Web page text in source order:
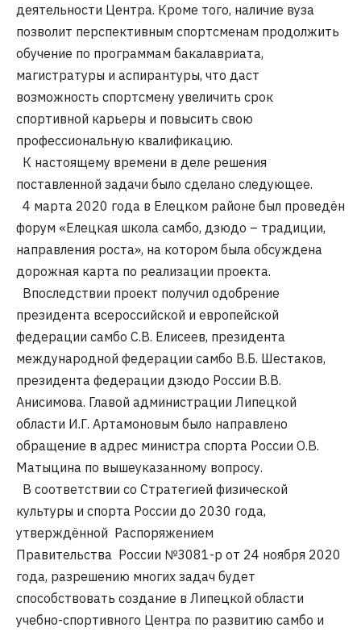
деятельности Центра. Кроме того, наличие вуза
позволит перспективным спортсменам продолжить
обучение по программам бакалавриата,
магистратуры и аспирантуры, что даст
возможность спортсмену увеличить срок
спортивной карьеры и повысить свою
профессиональную квалификацию.
К настоящему времени в деле решения
поставленной задачи было сделано следующее.
4 марта 2020 года в Елецком районе был проведён
форум «Елецкая школа самбо, дзюдо – традиции,
направления роста», на котором была обсуждена
дорожная карта по реализации проекта.
Впоследствии проект получил одобрение
президента всероссийской и европейской
федерации самбо С.В. Елисеев, президента
международной федерации самбо В.Б. Шестаков,
президента федерации дзюдо России В.В.
Анисимова. Главой администрации Липецкой
области И.Г. Артамоновым было направлено
обращение в адрес министра спорта России О.В.
Матыцина по вышеуказанному вопросу.
В соответствии со Стратегией физической
культуры и спорта России до 2030 года,
утверждённой Распоряжением
Правительства России №3081-р от 24 ноября 2020
года, разрешению многих задач будет
способствовать создание в Липецкой области
учебно-спортивного Центра по развитию самбо и